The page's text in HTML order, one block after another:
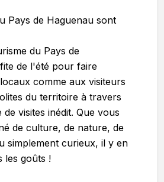
Pays de Haguenau sont
du Pays de
de l'été pour faire
comme aux visiteurs
du territoire à travers
visites inédit. Que vous
de culture, de nature, de
simplement curieux, il y en
les goûts !